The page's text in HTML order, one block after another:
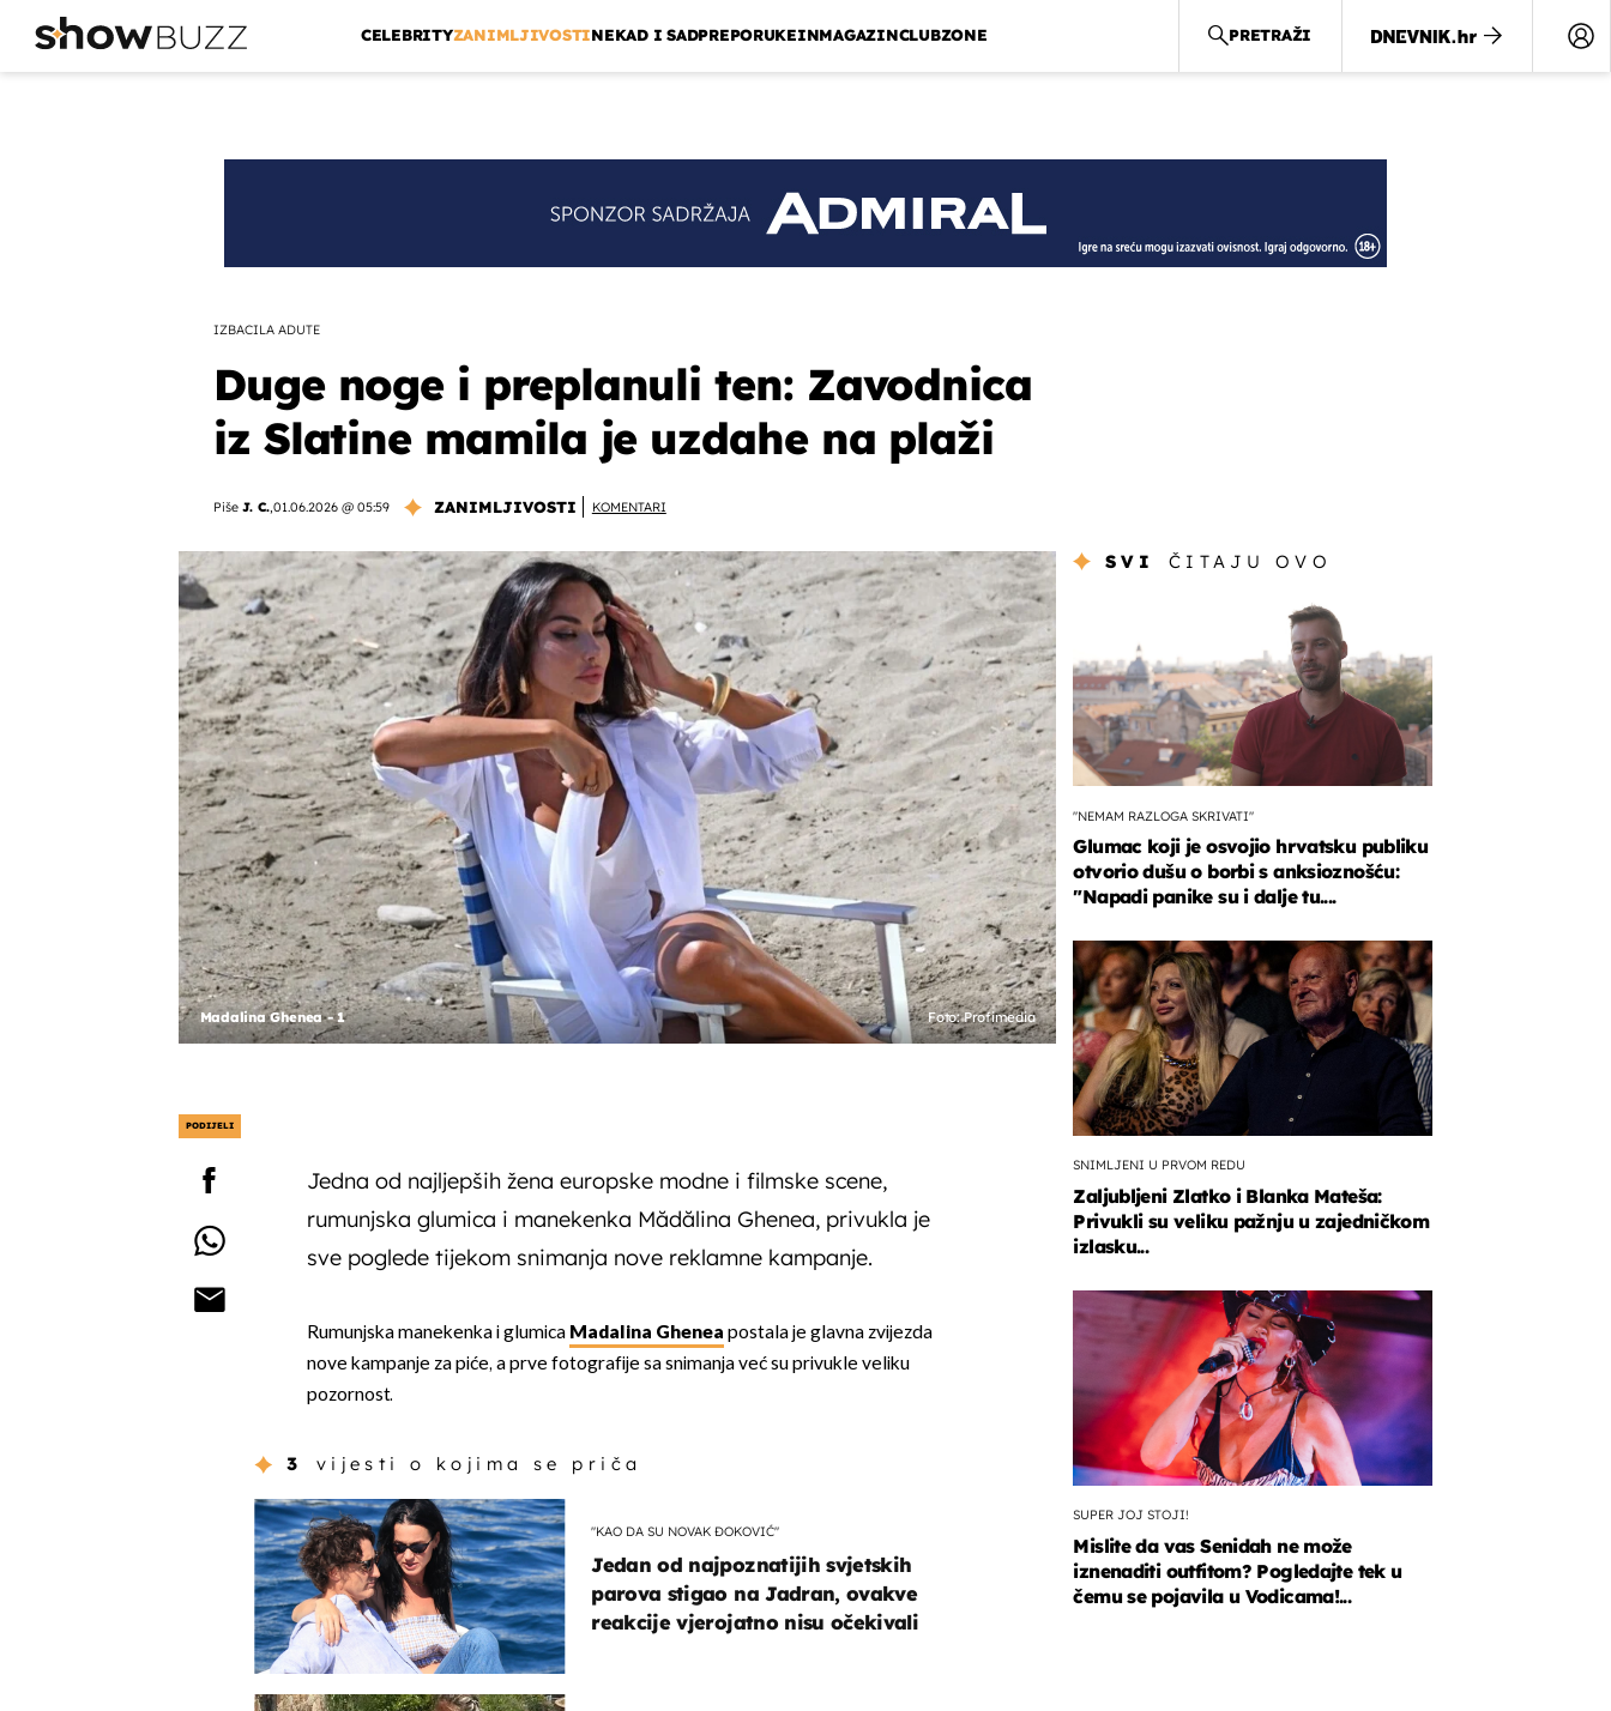
CELEBRITYZANIMLJIVOSTINEKAD I SADPREPORUKEINMAGAZINCLUBZONE PRETRAŽI
IZBACILA ADUTE
Duge noge i preplanuli ten: Zavodnica
iz Slatine mamila je uzdahe na plaži
Piše J. C.,01.06.2026 @ 05:59 ZANIMLJIVOSTI KOMENTARI
Madalina Ghenea - 1 Foto: Profimedia
PODIJELI
Jedna od najljepših žena europske modne i filmske scene,
rumunjska glumica i manekenka Mădălina Ghenea, privukla je
sve poglede tijekom snimanja nove reklamne kampanje.
Rumunjska manekenka i glumica Madalina Ghenea postala je glavna zvijezda
nove kampanje za piće, a prve fotografije sa snimanja već su privukle veliku
pozornost.
3 vijesti o kojima se priča
"KAO DA SU NOVAK ĐOKOVIĆ"
Jedan od najpoznatijih svjetskih
parova stigao na Jadran, ovakve
reakcije vjerojatno nisu očekivali
SVI ČITAJU OVO
"NEMAM RAZLOGA SKRIVATI"
Glumac koji je osvojio hrvatsku publiku
otvorio dušu o borbi s anksioznošću:
"Napadi panike su i dalje tu....
SNIMLJENI U PRVOM REDU
Zaljubljeni Zlatko i Blanka Mateša:
Privukli su veliku pažnju u zajedničkom
izlasku...
SUPER JOJ STOJI!
Mislite da vas Senidah ne može
iznenaditi outfitom? Pogledajte tek u
čemu se pojavila u Vodicama!...